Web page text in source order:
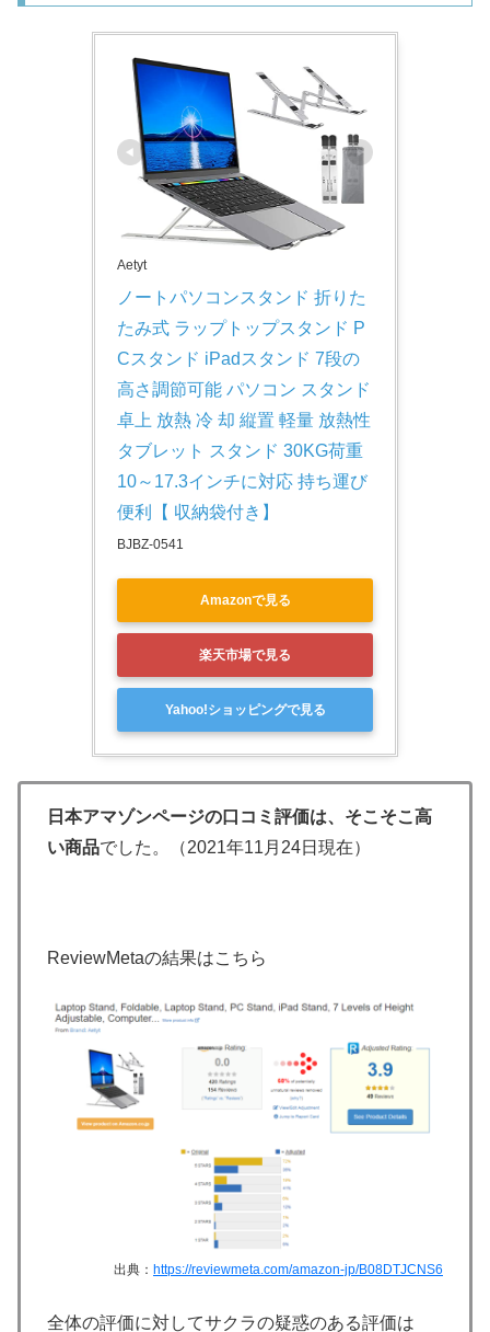
Aetyt
ノートパソコンスタンド 折りた
たみ式 ラップトップスタンド P
Cスタンド iPadスタンド 7段の
高さ調節可能 パソコン スタンド
卓上 放熱 冷 却 縦置 軽量 放熱性
タブレット スタンド 30KG荷重
10～17.3インチに対応 持ち運び
便利【 収納袋付き】
BJBZ-0541
Amazonで見る
楽天市場で見る
Yahoo!ショッピングで見る
日本アマゾンページの口コミ評価は、そこそこ高
い商品でした。（2021年11月24日現在）
ReviewMetaの結果はこちら
出典： https://reviewmeta.com/amazon-jp/B08DTJCNS6
全体の評価に対してサクラの疑惑のある評価は